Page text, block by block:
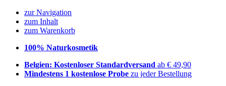
zur Navigation
zum Inhalt
zum Warenkorb
100% Naturkosmetik
Belgien: Kostenloser Standardversand ab € 49,90
Mindestens 1 kostenlose Probe zu jeder Bestellung